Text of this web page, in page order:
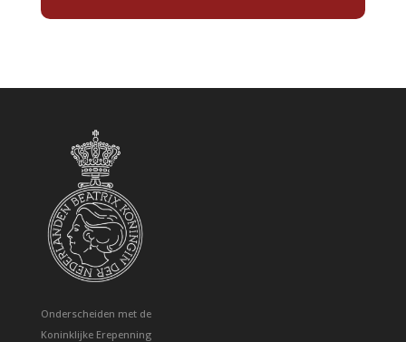
Onderscheiden met de
Koninklijke Erepenning